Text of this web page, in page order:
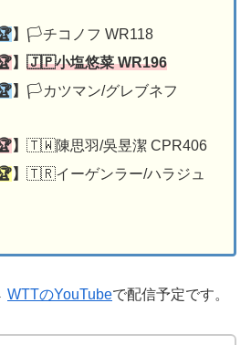
】🏳️チコノフ WR118
】🇯🇵小塩悠菜 WR196
】🏳️カツマン/グレブネフ
】🇹🇼陳思羽/吳昱潔 CPR406
】🇹🇷イーゲンラー/ハラジュ
WTTのYouTubeで配信予定です。